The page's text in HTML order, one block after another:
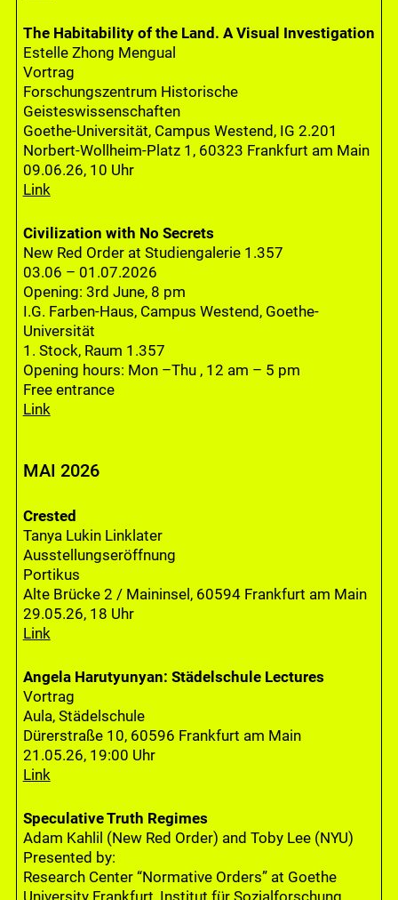
The Habitability of the Land. A Visual Investigation
Estelle Zhong Mengual
Vortrag
Forschungszentrum Historische
Geisteswissenschaften
Goethe-Universität, Campus Westend, IG 2.201
Norbert-Wollheim-Platz 1, 60323 Frankfurt am Main
09.06.26, 10 Uhr
Link
Civilization with No Secrets
New Red Order at Studiengalerie 1.357
03.06 – 01.07.2026
Opening: 3rd June, 8 pm
I.G. Farben-Haus, Campus Westend, Goethe-
Universität
1. Stock, Raum 1.357
Opening hours: Mon –Thu , 12 am – 5 pm
Free entrance
Link
MAI 2026
Crested
Tanya Lukin Linklater
Ausstellungseröffnung
Portikus
Alte Brücke 2 / Maininsel, 60594 Frankfurt am Main
29.05.26, 18 Uhr
Link
Angela Harutyunyan: Städelschule Lectures
Vortrag
Aula, Städelschule
Dürerstraße 10, 60596 Frankfurt am Main
21.05.26, 19:00 Uhr
Link
Speculative Truth Regimes
Adam Kahlil (New Red Order) and Toby Lee (NYU)
Presented by:
Research Center “Normative Orders” at Goethe
University Frankfurt, Institut für Sozialforschung,